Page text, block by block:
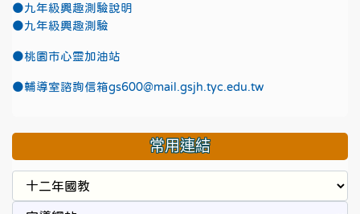
●九年級興趣測驗說明
●九年級興趣測驗
●桃園市心靈加油站
●輔導室諮詢信箱gs600@mail.gsjh.tyc.edu.tw
常用連結